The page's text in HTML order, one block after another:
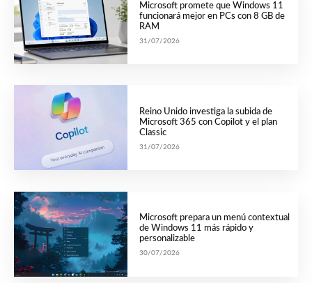
Microsoft promete que Windows 11
funcionará mejor en PCs con 8 GB de
RAM
31/07/2026
Reino Unido investiga la subida de
Microsoft 365 con Copilot y el plan
Classic
31/07/2026
Microsoft prepara un menú contextual
de Windows 11 más rápido y
personalizable
30/07/2026